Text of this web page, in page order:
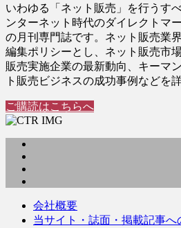
いわゆる「ネット販売」を行うす
ンターネット時代のダイレクトマ
の月刊専門誌です。ネット販売業
編集ポリシーとし、ネット販売市
販売実施企業の最新動向、キーマ
ト販売ビジネスの成功事例などを
ご購読はこちらへ
会社概要
当サイト・誌面・掲載記事へ